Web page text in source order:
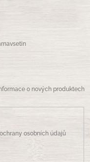
o nových produktech
osobních údajů